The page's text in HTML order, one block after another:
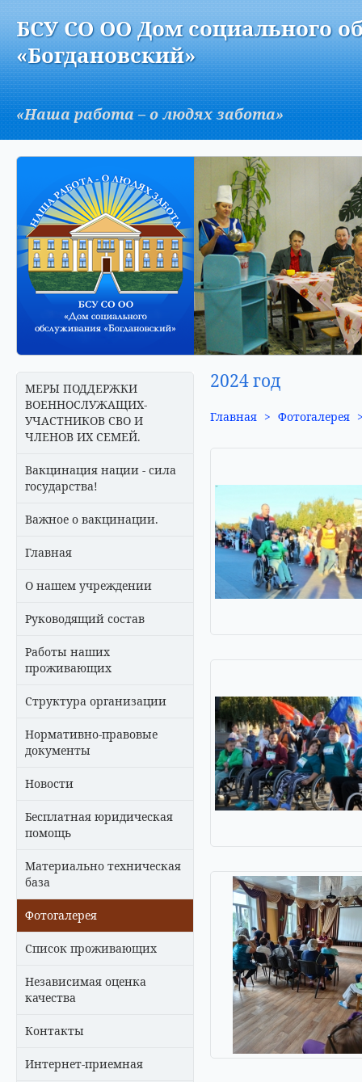
AБСУ СО ОО Дом социального
«Богдановский»
«Наша работа – о людях забота»
МЕРЫ ПОДДЕРЖКИ
ВОЕННОСЛУЖАЩИХ-
УЧАСТНИКОВ СВО И
ЧЛЕНОВ ИХ СЕМЕЙ.
Вакцинация нации - сила
государства!
Важное о вакцинации.
Главная
О нашем учреждении
Руководящий состав
Работы наших
проживающих
Структура организации
Нормативно-правовые
документы
Новости
Бесплатная юридическая
помощь
Материально техническая
база
Фотогалерея
Список проживающих
Независимая оценка
качества
Контакты
Интернет-приемная
2024 год
Главная > Фотогалерея